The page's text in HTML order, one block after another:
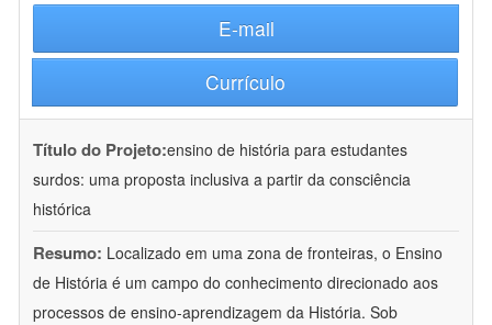
E-mail
Currículo
Título do Projeto:ensino de história para estudantes
surdos: uma proposta inclusiva a partir da consciência
histórica
Resumo: Localizado em uma zona de fronteiras, o Ensino
de História é um campo do conhecimento direcionado aos
processos de ensino-aprendizagem da História. Sob